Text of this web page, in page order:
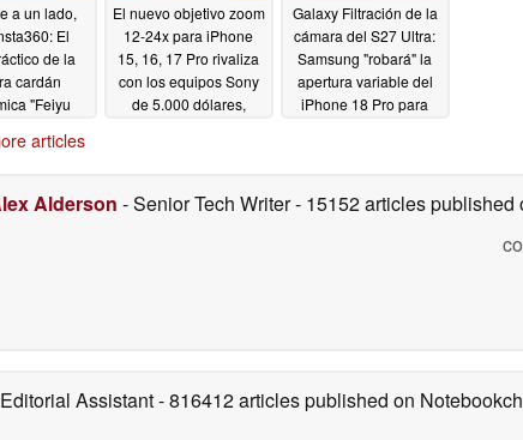
a un lado,
El
de la
cardán
"Feiyu
innovador
El nuevo objetivo zoom
12-24x para iPhone
15, 16, 17 Pro rivaliza
con los equipos Sony
de 5.000 dólares,
Galaxy Filtración de la
cámara del S27 Ultra:
Samsung "robará" la
apertura variable del
iPhone 18 Pro para
articles
Alderson - Senior Tech Writer- 15152 articles published
Assistant- 816412 articles published on